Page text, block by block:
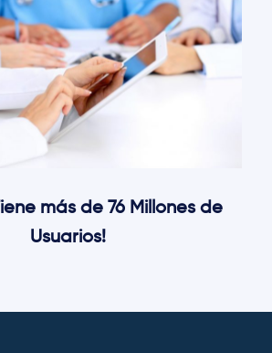
más de 76 Millones de
Usuarios!